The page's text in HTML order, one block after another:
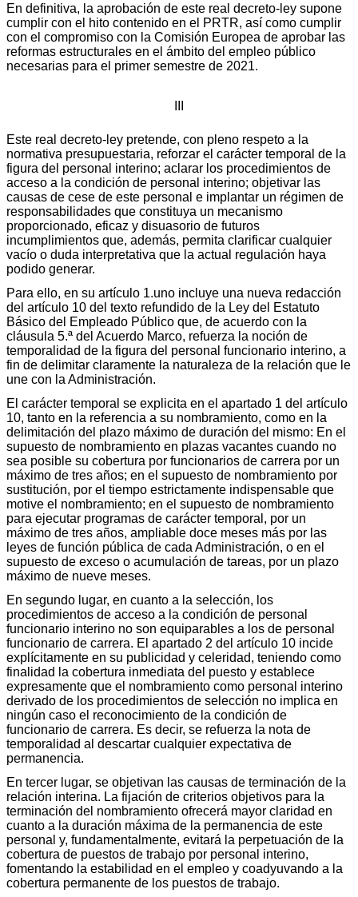
En definitiva, la aprobación de este real decreto-ley supone
cumplir con el hito contenido en el PRTR, así como cumplir
con el compromiso con la Comisión Europea de aprobar las
reformas estructurales en el ámbito del empleo público
necesarias para el primer semestre de 2021.
Este real decreto-ley pretende, con pleno respeto a la
normativa presupuestaria, reforzar el carácter temporal de la
figura del personal interino; aclarar los procedimientos de
acceso a la condición de personal interino; objetivar las
causas de cese de este personal e implantar un régimen de
responsabilidades que constituya un mecanismo
proporcionado, eficaz y disuasorio de futuros
incumplimientos que, además, permita clarificar cualquier
vacío o duda interpretativa que la actual regulación haya
podido generar.
Para ello, en su artículo 1.uno incluye una nueva redacción
del artículo 10 del texto refundido de la Ley del Estatuto
Básico del Empleado Público que, de acuerdo con la
cláusula 5.ª del Acuerdo Marco, refuerza la noción de
temporalidad de la figura del personal funcionario interino, a
fin de delimitar claramente la naturaleza de la relación que le
une con la Administración.
El carácter temporal se explicita en el apartado 1 del artículo
10, tanto en la referencia a su nombramiento, como en la
delimitación del plazo máximo de duración del mismo: En el
supuesto de nombramiento en plazas vacantes cuando no
sea posible su cobertura por funcionarios de carrera por un
máximo de tres años; en el supuesto de nombramiento por
sustitución, por el tiempo estrictamente indispensable que
motive el nombramiento; en el supuesto de nombramiento
para ejecutar programas de carácter temporal, por un
máximo de tres años, ampliable doce meses más por las
leyes de función pública de cada Administración, o en el
supuesto de exceso o acumulación de tareas, por un plazo
máximo de nueve meses.
En segundo lugar, en cuanto a la selección, los
procedimientos de acceso a la condición de personal
funcionario interino no son equiparables a los de personal
funcionario de carrera. El apartado 2 del artículo 10 incide
explícitamente en su publicidad y celeridad, teniendo como
finalidad la cobertura inmediata del puesto y establece
expresamente que el nombramiento como personal interino
derivado de los procedimientos de selección no implica en
ningún caso el reconocimiento de la condición de
funcionario de carrera. Es decir, se refuerza la nota de
temporalidad al descartar cualquier expectativa de
permanencia.
En tercer lugar, se objetivan las causas de terminación de la
relación interina. La fijación de criterios objetivos para la
terminación del nombramiento ofrecerá mayor claridad en
cuanto a la duración máxima de la permanencia de este
personal y, fundamentalmente, evitará la perpetuación de la
cobertura de puestos de trabajo por personal interino,
fomentando la estabilidad en el empleo y coadyuvando a la
cobertura permanente de los puestos de trabajo.